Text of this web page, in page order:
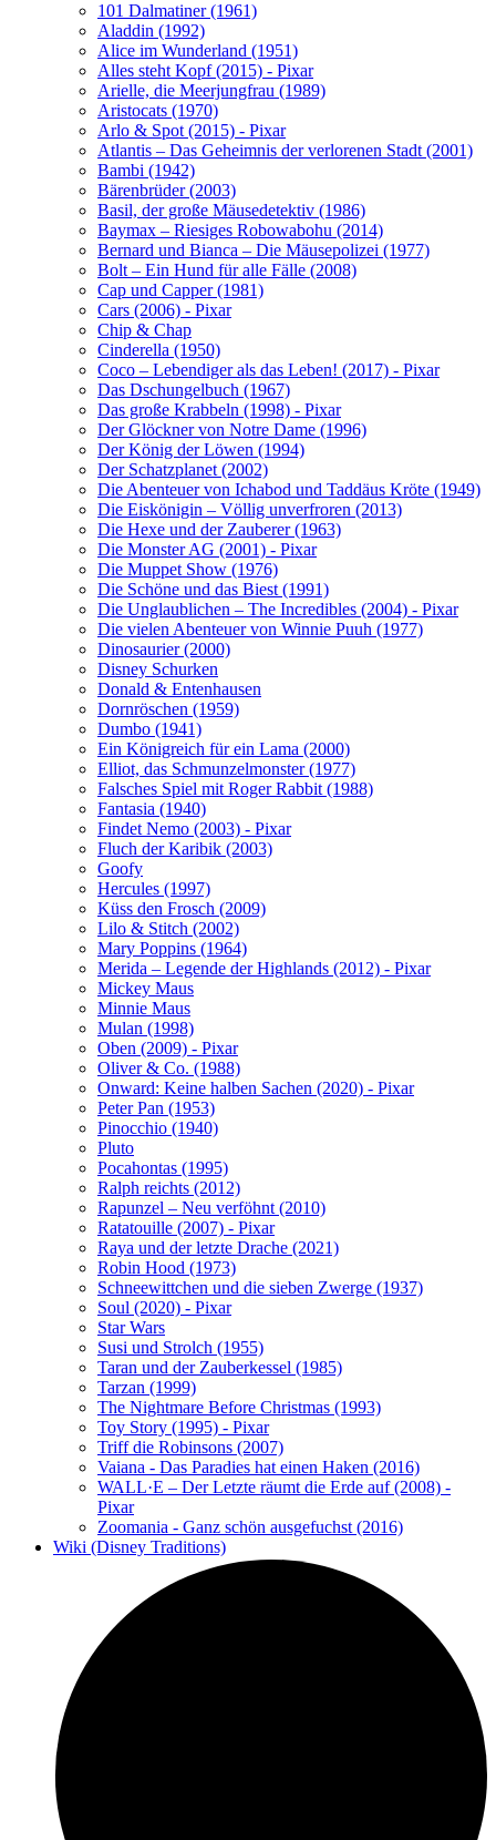
101 Dalmatiner (1961)
Aladdin (1992)
Alice im Wunderland (1951)
Alles steht Kopf (2015) - Pixar
Arielle, die Meerjungfrau (1989)
Aristocats (1970)
Arlo & Spot (2015) - Pixar
Atlantis – Das Geheimnis der verlorenen Stadt (2001)
Bambi (1942)
Bärenbrüder (2003)
Basil, der große Mäusedetektiv (1986)
Baymax – Riesiges Robowabohu (2014)
Bernard und Bianca – Die Mäusepolizei (1977)
Bolt – Ein Hund für alle Fälle (2008)
Cap und Capper (1981)
Cars (2006) - Pixar
Chip & Chap
Cinderella (1950)
Coco – Lebendiger als das Leben! (2017) - Pixar
Das Dschungelbuch (1967)
Das große Krabbeln (1998) - Pixar
Der Glöckner von Notre Dame (1996)
Der König der Löwen (1994)
Der Schatzplanet (2002)
Die Abenteuer von Ichabod und Taddäus Kröte (1949)
Die Eiskönigin – Völlig unverfroren (2013)
Die Hexe und der Zauberer (1963)
Die Monster AG (2001) - Pixar
Die Muppet Show (1976)
Die Schöne und das Biest (1991)
Die Unglaublichen – The Incredibles (2004) - Pixar
Die vielen Abenteuer von Winnie Puuh (1977)
Dinosaurier (2000)
Disney Schurken
Donald & Entenhausen
Dornröschen (1959)
Dumbo (1941)
Ein Königreich für ein Lama (2000)
Elliot, das Schmunzelmonster (1977)
Falsches Spiel mit Roger Rabbit (1988)
Fantasia (1940)
Findet Nemo (2003) - Pixar
Fluch der Karibik (2003)
Goofy
Hercules (1997)
Küss den Frosch (2009)
Lilo & Stitch (2002)
Mary Poppins (1964)
Merida – Legende der Highlands (2012) - Pixar
Mickey Maus
Minnie Maus
Mulan (1998)
Oben (2009) - Pixar
Oliver & Co. (1988)
Onward: Keine halben Sachen (2020) - Pixar
Peter Pan (1953)
Pinocchio (1940)
Pluto
Pocahontas (1995)
Ralph reichts (2012)
Rapunzel – Neu verföhnt (2010)
Ratatouille (2007) - Pixar
Raya und der letzte Drache (2021)
Robin Hood (1973)
Schneewittchen und die sieben Zwerge (1937)
Soul (2020) - Pixar
Star Wars
Susi und Strolch (1955)
Taran und der Zauberkessel (1985)
Tarzan (1999)
The Nightmare Before Christmas (1993)
Toy Story (1995) - Pixar
Triff die Robinsons (2007)
Vaiana - Das Paradies hat einen Haken (2016)
WALL·E – Der Letzte räumt die Erde auf (2008) -
Pixar
Zoomania - Ganz schön ausgefuchst (2016)
Wiki (Disney Traditions)